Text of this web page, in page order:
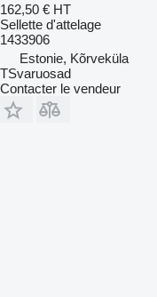
162,50 € HT
Sellette d'attelage
1433906
Estonie, Kõrveküla
TSvaruosad
Contacter le vendeur